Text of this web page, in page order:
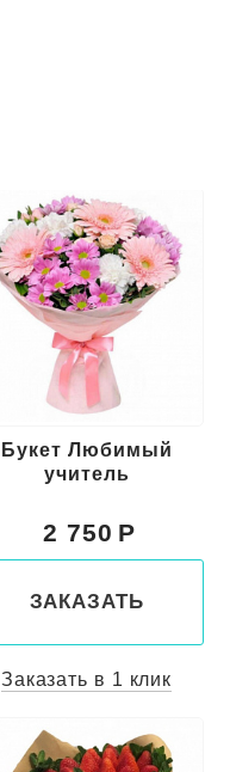
Букет Любимый
учитель
2 750
ЗАКАЗАТЬ
Заказать в 1 клик